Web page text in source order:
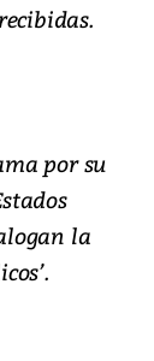
por su
la